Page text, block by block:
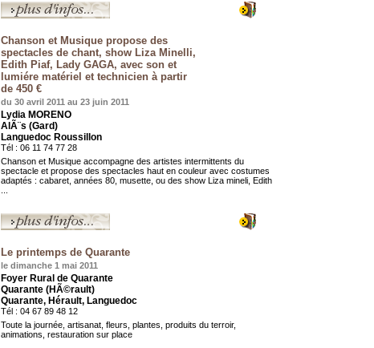
Chanson et Musique propose des
spectacles de chant, show Liza Minelli,
Edith Piaf, Lady GAGA, avec son et
lumiére matériel et technicien à partir
de 450 €
du 30 avril 2011 au 23 juin 2011
Lydia MORENO
AlÃ¨s (Gard)
Languedoc Roussillon
Tél : 06 11 74 77 28
Chanson et Musique accompagne des artistes intermittents du
spectacle et propose des spectacles haut en couleur avec costumes
adaptés : cabaret, années 80, musette, ou des show Liza mineli, Edith
Le printemps de Quarante
le dimanche 1 mai 2011
Foyer Rural de Quarante
Quarante (HÃ©rault)
Quarante, Hérault, Languedoc
Tél : 04 67 89 48 12
Toute la journée, artisanat, fleurs, plantes, produits du terroir,
animations, restauration sur place